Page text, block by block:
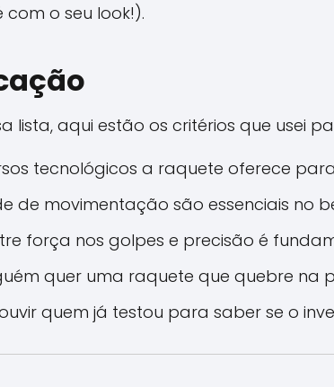
o seu look!).
lista, aqui estão os critérios que usei
tecnológicos a raquete oferece
de movimentação são essenciais no
força nos golpes e precisão é
quer uma raquete que quebre na
quem já testou para saber se o